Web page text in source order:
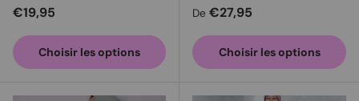
Prix habituel
€19,95
Choisir les options
Prix habituel
De €27,95
Choisir les options